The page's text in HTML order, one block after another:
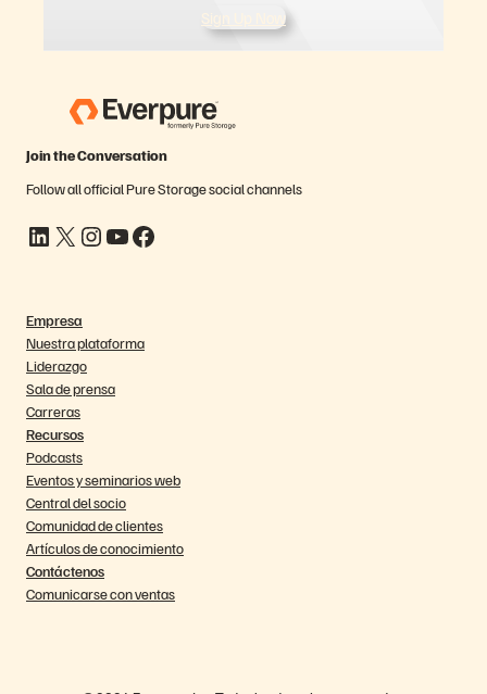
Sign Up Now
Join the Conversation
Follow all official Pure Storage social channels
LinkedIn X Instagram YouTube Facebook
Empresa
Nuestra plataforma
Liderazgo
Sala de prensa
Carreras
Recursos
Podcasts
Eventos y seminarios web
Central del socio
Comunidad de clientes
Artículos de conocimiento
Contáctenos
Comunicarse con ventas